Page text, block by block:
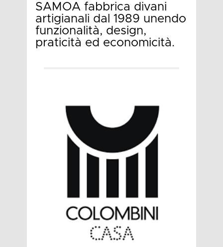
SAMOA fabbrica divani
artigianali dal 1989 unendo
funzionalità, design,
praticità ed economicità.